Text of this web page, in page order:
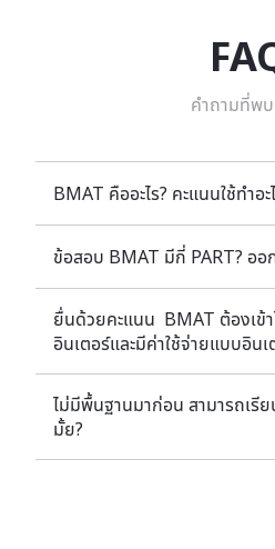
คำถามที่พ
BMAT คืออะไร? คะแนนใช้ทำอะ
ข้อสอบ BMAT มีกี่ PART? ออ
ยื่นด้วยคะแนน BMAT ต้องเข้
อินเตอร์และมีค่าใช้จ่ายแบบอินเ
ไม่มีพื้นฐานมาก่อน สามารถเรี
มั้ย?